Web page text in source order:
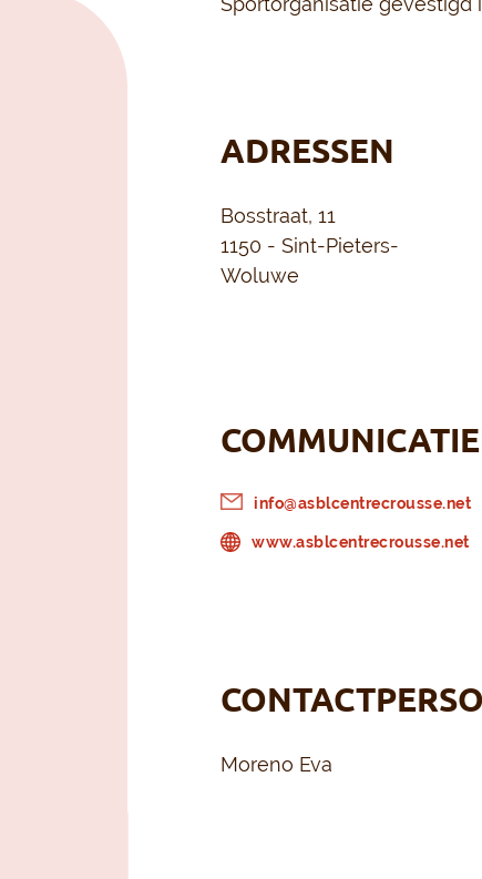
ADRESSEN
Bosstraat, 11
1150 - Sint-Pieters-
Woluwe
info@asblcentrecrousse.net
www.asblcentrecrousse.net
Moreno Eva